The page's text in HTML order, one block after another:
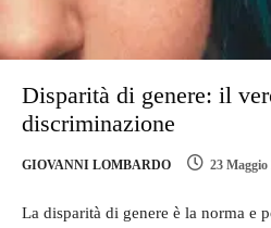
Disparità di genere: il
discriminazione
GIOVANNI LOMBARDO 23 Maggio
La disparità di genere è la norma e